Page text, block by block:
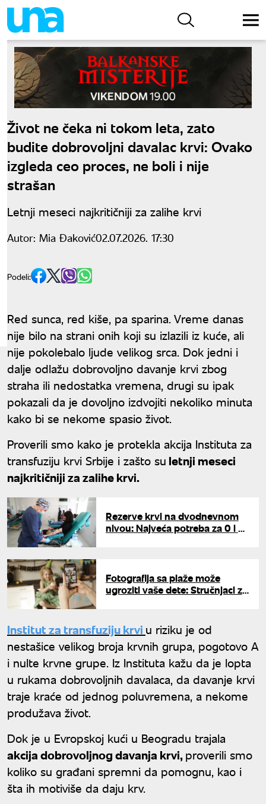
Život ne čeka ni tokom leta, zato
budite dobrovoljni davalac krvi: Ovako
izgleda ceo proces, ne boli i nije
strašan
Letnji meseci najkritičniji za zalihe krvi
Autor: Mia Đaković02.07.2026. 17:30
Podeli:
Red sunca, red kiše, pa sparina. Vreme danas
nije bilo na strani onih koji su izlazili iz kuće, ali
nije pokolebalo ljude velikog srca. Dok jedni i
dalje odlažu dobrovoljno davanje krvi zbog
straha ili nedostatka vremena, drugi su ipak
pokazali da je dovoljno izdvojiti nekoliko minuta
kako bi se nekome spasio život.
Proverili smo kako je protekla akcija Instituta za
transfuziju krvi Srbije i zašto su letnji meseci
najkritičniji za zalihe krvi.
Rezerve krvi na dvodnevnom
nivou: Najveća potreba za 0 i A
Fotografija sa plaže može
ugroziti vaše dete: Stručnjaci za
Institut za transfuziju krvi u riziku je od
nestašice velikog broja krvnih grupa, pogotovo A
i nulte krvne grupe. Iz Instituta kažu da je lopta
u rukama dobrovoljnih davalaca, da davanje krvi
traje kraće od jednog poluvremena, a nekome
produžava život.
Dok je u Evropskoj kući u Beogradu trajala
akcija dobrovoljnog davanja krvi,proverili smo
koliko su građani spremni da pomognu, kao i
šta ih motiviše da daju krv.